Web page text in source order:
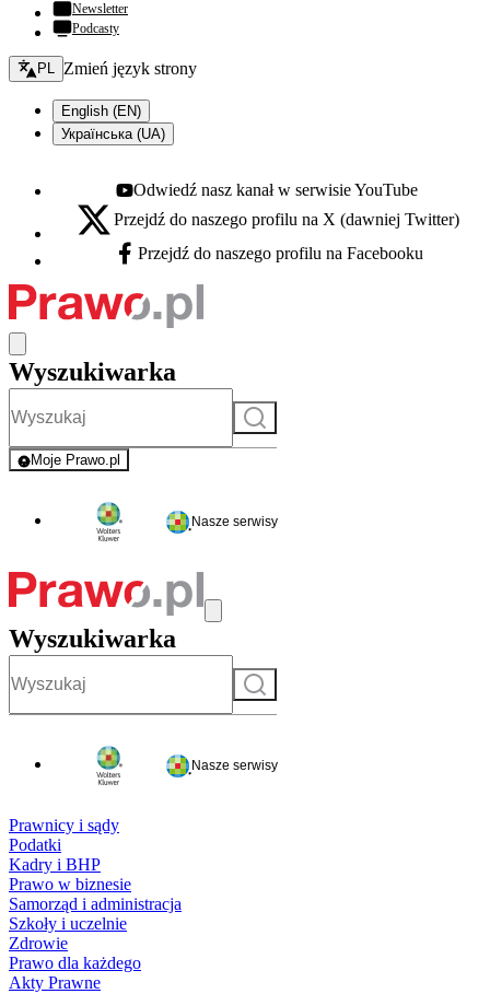
Newsletter
Podcasty
Zmień język - bieżący:
PL Zmień język strony
English (EN)
Українська (UA)
Youtube - otwiera się w nowej karcie
Odwiedź nasz kanał w serwisie YouTube
X - otwiera się w nowej karcie
Przejdź do naszego profilu na X (dawniej Twitter)
Facebook - otwiera się w nowej karcie
Przejdź do naszego profilu na Facebooku
Wyszukiwarka
Szukaj
Moje Prawo.pl
- rejestracja i logowanie do serwisu
Nasze serwisy
Wyszukiwarka
Szukaj
Nasze serwisy
Prawnicy i sądy
Podatki
Kadry i BHP
Prawo w biznesie
Samorząd i administracja
Szkoły i uczelnie
Zdrowie
Prawo dla każdego
Akty Prawne